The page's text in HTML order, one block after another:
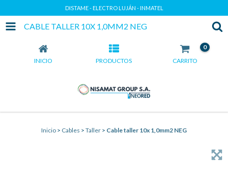
DISTAME - ELECTRO LUJÁN - INMATEL
CABLE TALLER 10X 1,0MM2 NEG
INICIO PRODUCTOS CARRITO
0
Inicio > Cables > Taller > Cable taller 10x 1,0mm2 NEG